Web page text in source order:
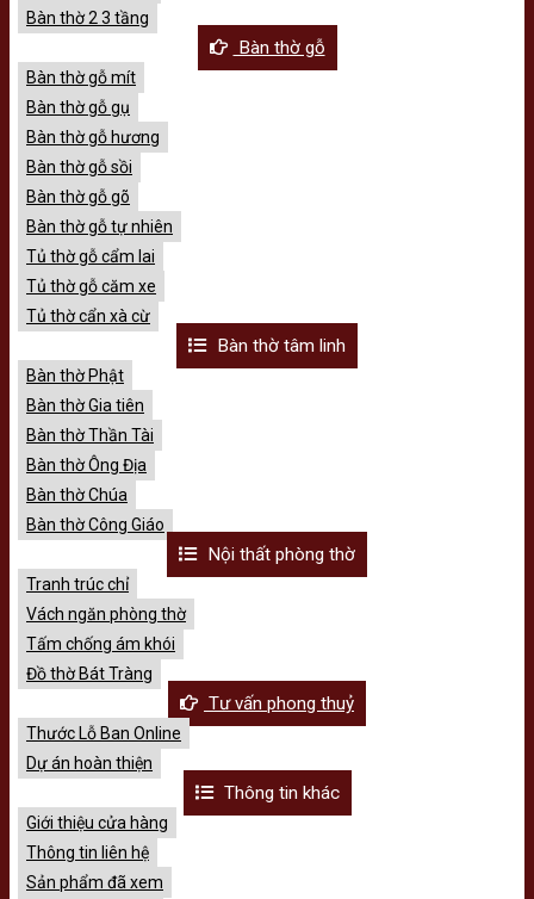
Bàn thờ 2 3 tầng
Bàn thờ gỗ
Bàn thờ gỗ mít
Bàn thờ gỗ gụ
Bàn thờ gỗ hương
Bàn thờ gỗ sồi
Bàn thờ gỗ gõ
Bàn thờ gỗ tự nhiên
Tủ thờ gỗ cẩm lai
Tủ thờ gỗ căm xe
Tủ thờ cẩn xà cừ
Bàn thờ tâm linh
Bàn thờ Phật
Bàn thờ Gia tiên
Bàn thờ Thần Tài
Bàn thờ Ông Địa
Bàn thờ Chúa
Bàn thờ Công Giáo
Nội thất phòng thờ
Tranh trúc chỉ
Vách ngăn phòng thờ
Tấm chống ám khói
Đồ thờ Bát Tràng
Tư vấn phong thuỷ
Thước Lỗ Ban Online
Dự án hoàn thiện
Thông tin khác
Giới thiệu cửa hàng
Thông tin liên hệ
Sản phẩm đã xem